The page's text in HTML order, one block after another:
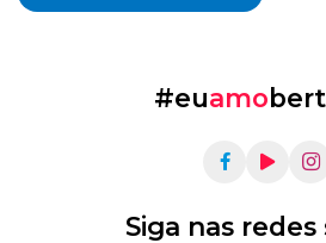
#euamo
Siga nas redes